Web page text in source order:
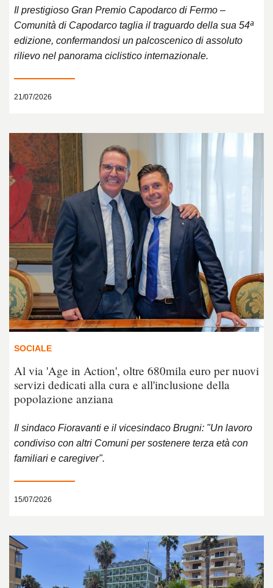
Il prestigioso Gran Premio Capodarco di Fermo –
Comunità di Capodarco taglia il traguardo della sua 54ª
edizione, confermandosi un palcoscenico di assoluto
rilievo nel panorama ciclistico internazionale.
21/07/2026
SOCIALE
Al via 'Age in Action', oltre 680mila euro per nuovi
servizi dedicati alla cura e all'inclusione della
popolazione anziana
Il sindaco Fioravanti e il vicesindaco Brugni: "Un lavoro
condiviso con altri Comuni per sostenere terza età con
familiari e caregiver".
15/07/2026